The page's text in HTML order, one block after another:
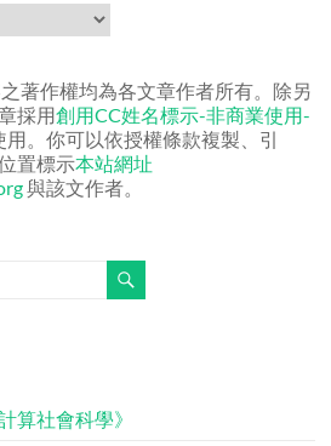
著作權均為各文章作者所有。除另
採用創用CC姓名標示-非商業使用-
用。你可以依授權條款複製、引
置標示本站網址
與該文作者。
算社會科學》